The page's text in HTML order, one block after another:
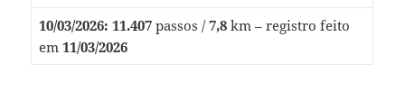
10/03/2026: 11.407passos /7,8km – registro feito
em 11/03/2026